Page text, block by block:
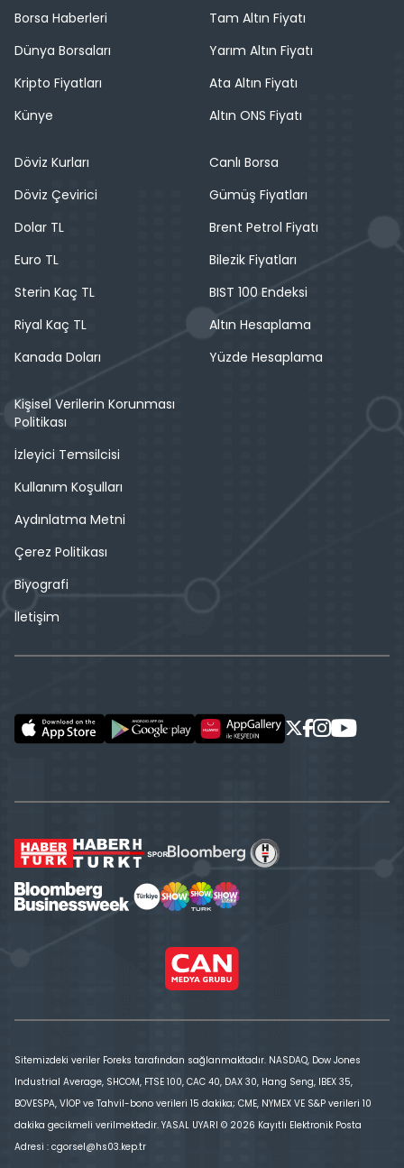
Borsa Haberleri
Dünya Borsaları
Kripto Fiyatları
Künye
Tam Altın Fiyatı
Yarım Altın Fiyatı
Ata Altın Fiyatı
Altın ONS Fiyatı
Döviz Kurları
Döviz Çevirici
Dolar TL
Euro TL
Sterin Kaç TL
Riyal Kaç TL
Kanada Doları
Canlı Borsa
Gümüş Fiyatları
Brent Petrol Fiyatı
Bilezik Fiyatları
BIST 100 Endeksi
Altın Hesaplama
Yüzde Hesaplama
Kişisel Verilerin Korunması
Politikası
İzleyici Temsilcisi
Kullanım Koşulları
Aydınlatma Metni
Çerez Politikası
Biyografi
İletişim
Sitemizdeki veriler Foreks tarafından sağlanmaktadır. NASDAQ, Dow Jones
Industrial Average, SHCOM, FTSE 100, CAC 40, DAX 30, Hang Seng, IBEX 35,
BOVESPA, VİOP ve Tahvil-bono verileri 15 dakika; CME, NYMEX VE S&P verileri 10
dakika gecikmeli verilmektedir. YASAL UYARI © 2026 Kayıtlı Elektronik Posta
Adresi : cgorsel@hs03.kep.tr